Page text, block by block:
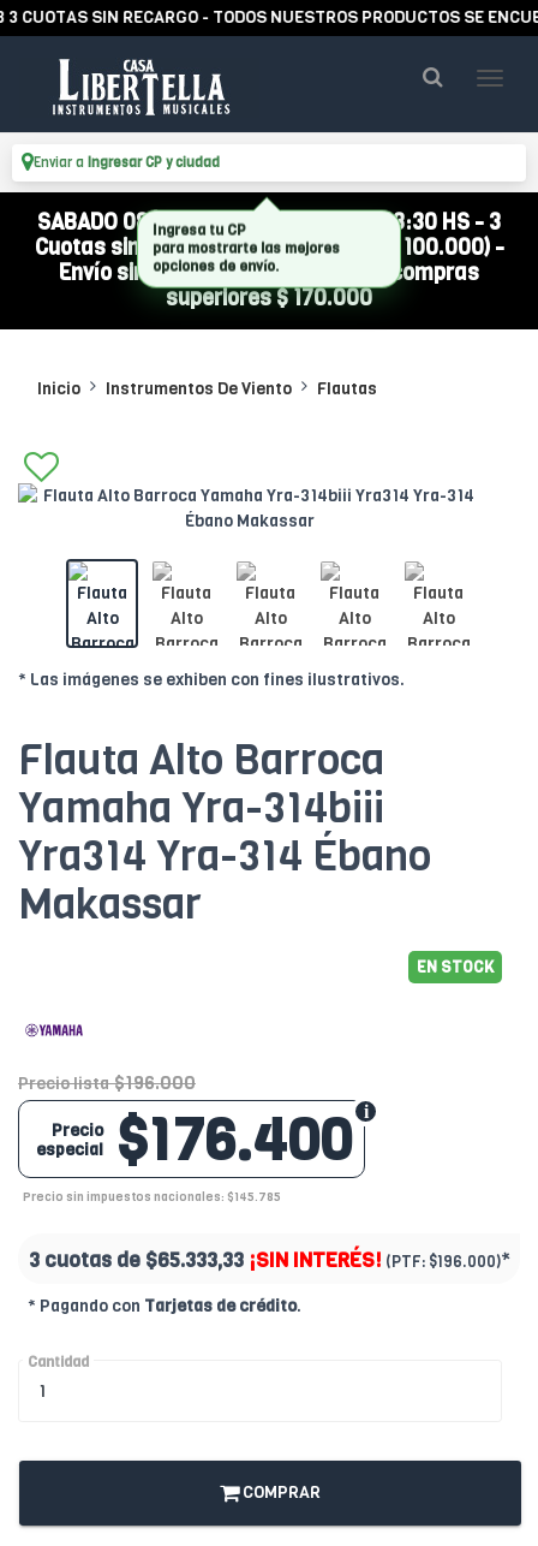
SIN RECARGO - TODOS NUESTROS PRODUCTOS SE
Enviar a Ingresar CP y ciudad
SABADO 08/08 ABIERTO DE 10:00 A 13:30 HS - 3
Cuotas sin interés (compra mínima $ 100.000) -
Envío sin cargo a todo el país por compras
superiores $ 170.000
Inicio Instrumentos De Viento Flautas
* Las imágenes se exhiben con fines ilustrativos.
Flauta Alto Barroca
Yamaha Yra-314biii
Yra314 Yra-314 Ébano
Makassar
EN STOCK
Precio lista $196.000
$176.400
Precio
especial
Precio sin impuestos nacionales: $145.785
3 cuotas de $65.333,33 ¡SIN INTERÉS! (PTF: $196.000)*
* Pagando con Tarjetas de crédito.
Cantidad
COMPRAR